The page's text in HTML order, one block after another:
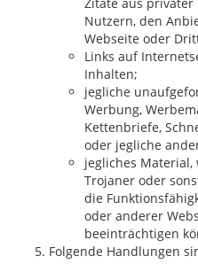
Nutzern, den
Webseite oder
Links auf
Inhalten;
jegliche
Werbung,
Kettenbriefe,
oder jegliche
jegliches Material,
Trojaner oder
die
oder anderer
beeinträchtigen
Folgende Handlungen